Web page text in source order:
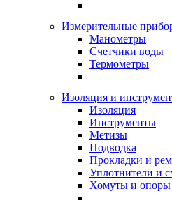
Измерительные
Манометры
Счетчики воды
Термометры
Изоляция и
Изоляция
Инструменты
Метизы
Подводка
Прокладки и
Уплотнители и
Хомуты и опоры